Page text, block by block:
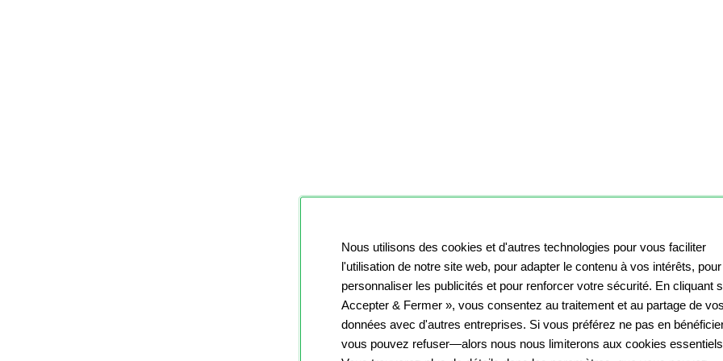
Nous utilisons des cookies et d'autres technologies pour vous faciliter
l'utilisation de notre site web, pour adapter le contenu à vos intérêts, pour
personnaliser les publicités et pour renforcer votre sécurité. En cliquant
Accepter & Fermer », vous consentez au traitement et au partage de vos
données avec d'autres entreprises. Si vous préférez ne pas en
vous pouvez refuser—alors nous nous limiterons aux cookies